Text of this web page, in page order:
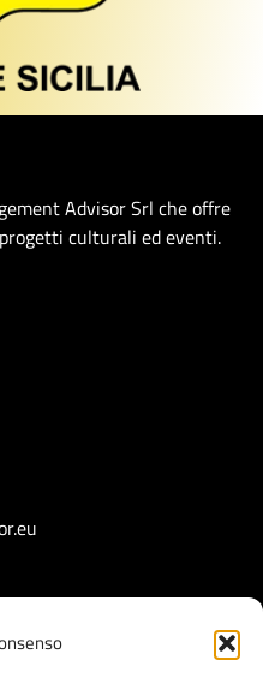
Advisor Srl che offre
culturali ed eventi.